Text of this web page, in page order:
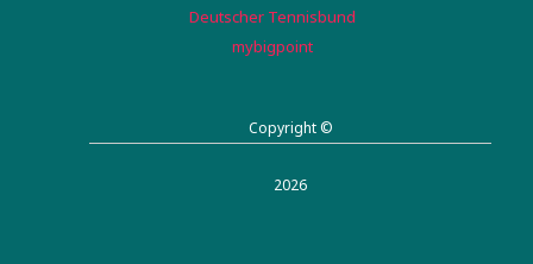
Deutscher Tennisbund
mybigpoint
Copyright ©
2026